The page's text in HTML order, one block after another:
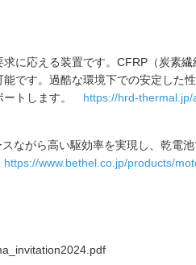
に応える装置です。CFRP（炭素
です。過酷な環境下での安定した
ートします。 https://hrd-
がら高い駆効率を実現し、乾電
https://www.bethel.co.jp/products/